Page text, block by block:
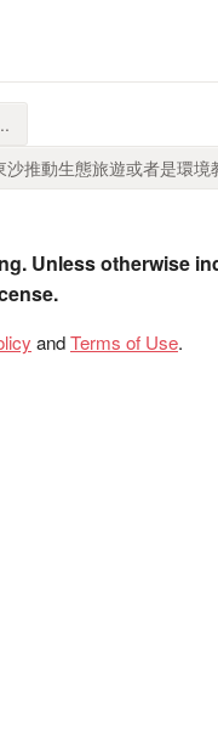
沙推動生態旅遊或者是環
Unless otherwise
andTerms of Use.